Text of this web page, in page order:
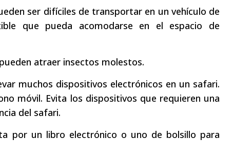
ser difíciles de transportar en un vehículo de
que pueda acomodarse en el espacio de
atraer insectos molestos.
muchos dispositivos electrónicos en un safari.
móvil. Evita los dispositivos que requieren una
del safari.
por un libro electrónico o uno de bolsillo para